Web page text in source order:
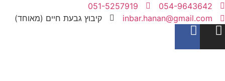
054-9643642
051-5257919
inbar.hanan@gmail.com
קיבוץ גבעת חיים (מאוחד)